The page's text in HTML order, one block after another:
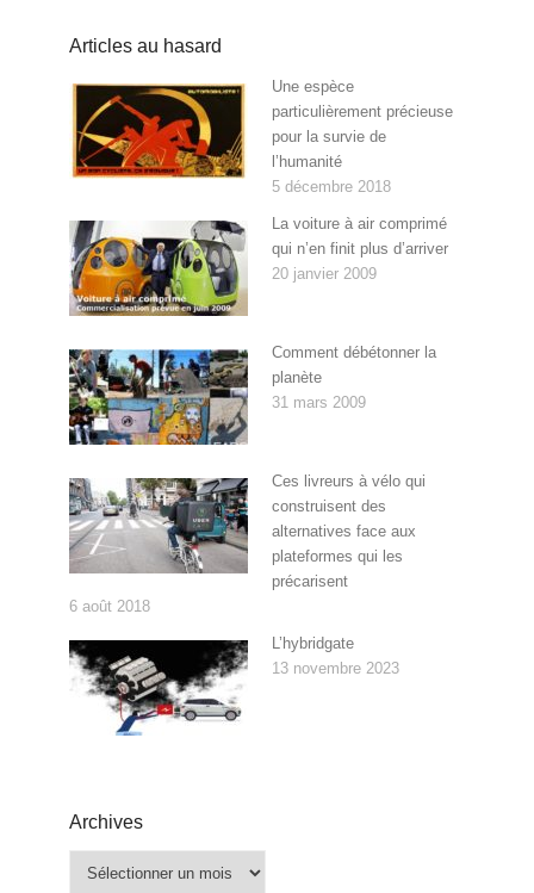
Articles au hasard
Une espèce
particulièrement précieuse
pour la survie de
l’humanité
5 décembre 2018
La voiture à air comprimé
qui n’en finit plus d’arriver
20 janvier 2009
Comment débétonner la
planète
31 mars 2009
Ces livreurs à vélo qui
construisent des
alternatives face aux
plateformes qui les
précarisent
6 août 2018
L’hybridgate
13 novembre 2023
Archives
Archives